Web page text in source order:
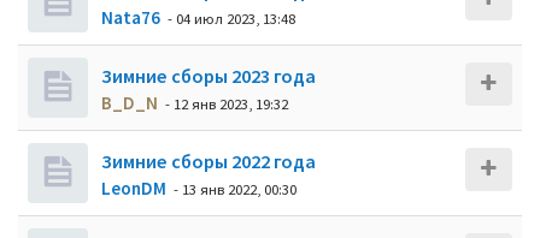
Nata76 - 04 июл 2023, 13:48
Зимние сборы 2023 года
B_D_N - 12 янв 2023, 19:32
Зимние сборы 2022 года
LeonDM - 13 янв 2022, 00:30